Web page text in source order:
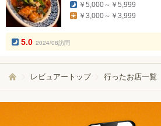
数
￥5,000～￥5,999
￥3,000～￥3,999
5.0 2024/08訪問
レビュアートップ 行ったお店一覧